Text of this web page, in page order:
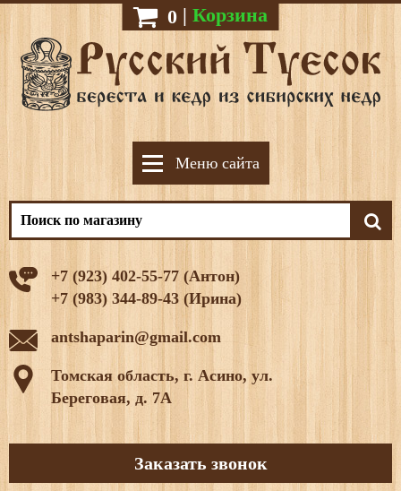
0 | Корзина
Меню сайта
+7 (923) 402-55-77 (Антон)
+7 (983) 344-89-43 (Ирина)
antshaparin@gmail.com
Томская область, г. Асино, ул.
Береговая, д. 7А
Заказать звонок